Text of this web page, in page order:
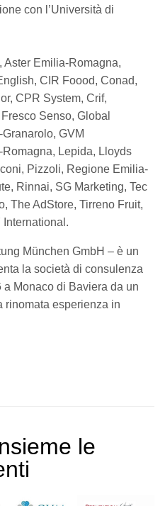
con l’Università di
Aster Emilia-Romagna,
CIR Foood, Conad,
CPR System, Crif,
Senso, Global
GVM
Lepida, Lloyds
Pizzoli, Regione Emilia-
Rinnai, SG Marketing, Tec
The AdStore, Tirreno Fruit,
München GmbH – è un
la società di consulenza
Monaco di Baviera da un
rinomata esperienza in
le